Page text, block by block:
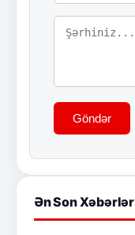
Göndər
Ən Son Xəbərlər